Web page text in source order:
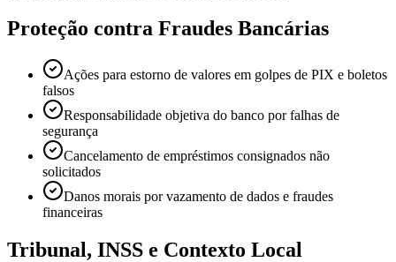
Proteção contra Fraudes Bancárias
Ações para estorno de valores em golpes de PIX e boletos
falsos
Responsabilidade objetiva do banco por falhas de
segurança
Cancelamento de empréstimos consignados não
solicitados
Danos morais por vazamento de dados e fraudes
financeiras
Tribunal, INSS e Contexto Local